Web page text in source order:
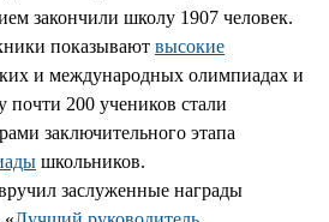
закончили школу 1907 человек.
показывают высокие
и международных олимпиадах и
почти 200 учеников стали
заключительного этапа
школьников.
заслуженные награды